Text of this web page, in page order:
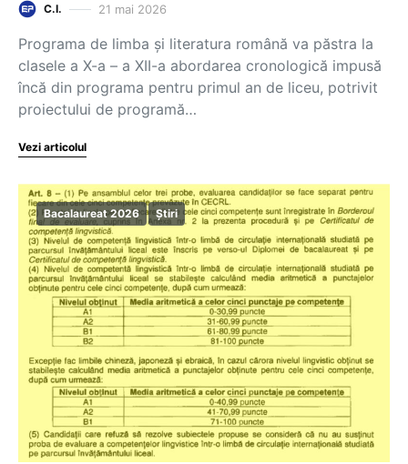
C.I. 21 mai 2026
Programa de limba și literatura română va păstra la
clasele a X-a – a XII-a abordarea cronologică impusă
încă din programa pentru primul an de liceu, potrivit
proiectului de programă…
Vezi articolul
Bacalaureat 2026 Știri